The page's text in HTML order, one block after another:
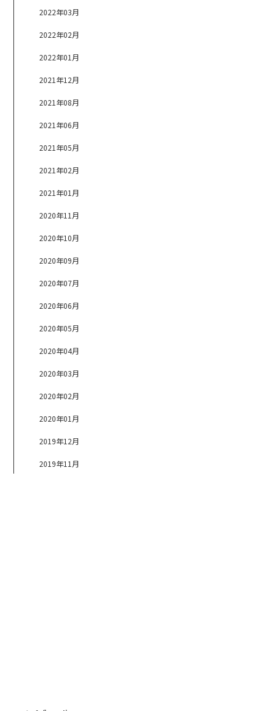
2022年03月
2022年02月
2022年01月
2021年12月
2021年08月
2021年06月
2021年05月
2021年02月
2021年01月
2020年11月
2020年10月
2020年09月
2020年07月
2020年06月
2020年05月
2020年04月
2020年03月
2020年02月
2020年01月
2019年12月
2019年11月